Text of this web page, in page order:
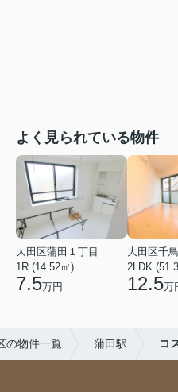
よく見られている物件
大田区蒲田１丁目
1R (14.52㎡)
7.5万円
大田区千
2LDK
12.5万
の物件一覧 蒲田駅 コ